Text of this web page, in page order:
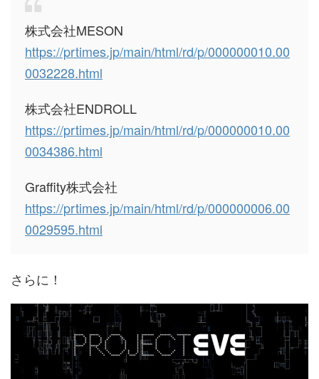
株式会社MESON
https://prtimes.jp/main/html/rd/p/000000010.00
0032228.html
株式会社ENDROLL
https://prtimes.jp/main/html/rd/p/000000010.00
0034386.html
Graffity株式会社
https://prtimes.jp/main/html/rd/p/000000006.00
0029595.html
さらに！